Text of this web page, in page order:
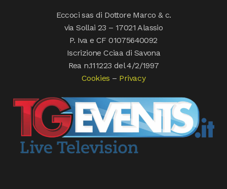
Eccoci sas di Dottore Marco & c.
via Sollai 23 – 17021 Alassio
P. Iva e CF 01075640092
Iscrizione Cciaa di Savona
Rea n.111223 del 4/2/1997
Cookies – Privacy